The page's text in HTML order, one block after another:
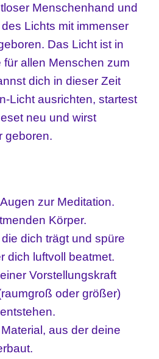
Menschenhand und
Lichts mit immenser
Das Licht ist in
für allen Menschen zum
dich in dieser Zeit
Licht ausrichten, startest
neu und wirst
geboren.
zur Meditation.
Körper.
dich trägt und spüre
dich luftvoll beatmet.
Vorstellungskraft
oder größer)
aus der deine